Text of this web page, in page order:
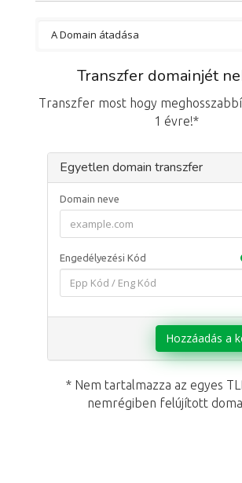
Transzfer domainjét
Transzfer most hogy
1 évre!*
Egyetlen domain transzfer
Domain neve
Engedélyezési Kód
Hozzáadás a
* Nem tartalmazza az egyes
nemrégiben felújított